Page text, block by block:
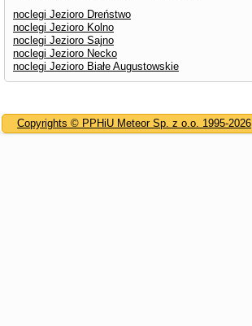
noclegi Jezioro Dreństwo
noclegi Jezioro Kolno
noclegi Jezioro Sajno
noclegi Jezioro Necko
noclegi Jezioro Białe Augustowskie
Copyrights © PPHiU Meteor Sp. z o.o. 1995-2026